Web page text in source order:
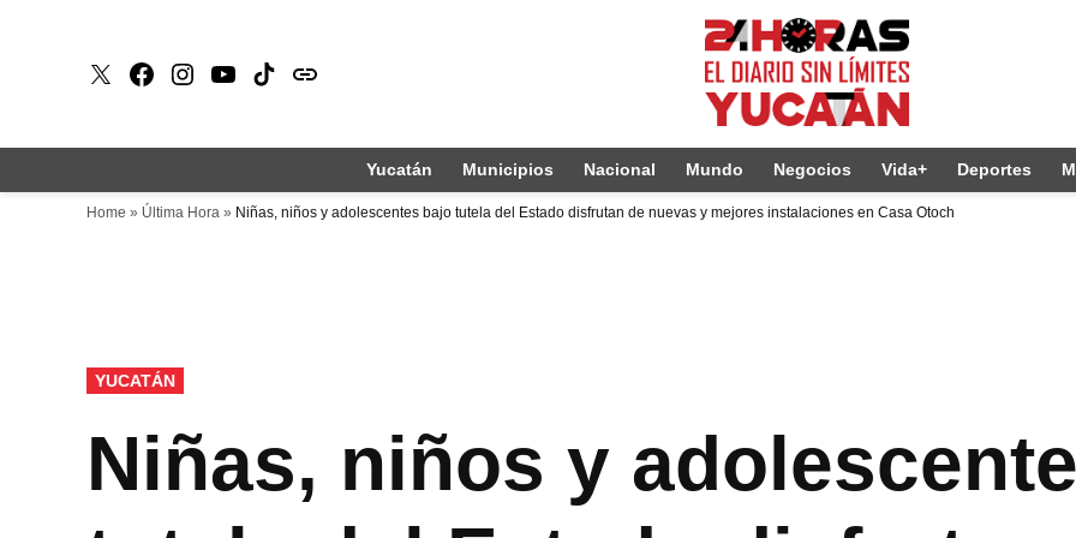
X Faceboook
Instagram
Youtube
Tiktokissuu
Yucatán Municipios Nacional Mundo Negocios Vida+ Deportes
Home » Última Hora » Niñas, niños y adolescentes bajo tutela del Estado disfrutan de nuevas y mejores instalaciones en Casa Otoch
PUBLICADO
EN
YUCATÁN
Niñas, niños y